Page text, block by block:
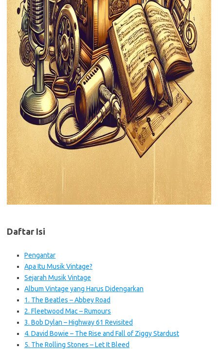
Daftar Isi
Pengantar
Apa Itu Musik Vintage?
Sejarah Musik Vintage
Album Vintage yang Harus Didengarkan
1. The Beatles – Abbey Road
2. Fleetwood Mac – Rumours
3. Bob Dylan – Highway 61 Revisited
4. David Bowie – The Rise and Fall of Ziggy Stardust
5. The Rolling Stones – Let It Bleed